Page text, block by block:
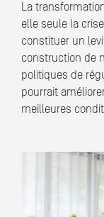
La
elle seule la
constituer un
construction de
politiques de
pourrait
meilleures